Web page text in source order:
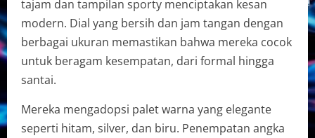
tajam dan tampilan sporty menciptakan kesan
modern. Dial yang bersih dan jam tangan dengan
berbagai ukuran memastikan bahwa mereka cocok
untuk beragam kesempatan, dari formal hingga
santai.
Mereka mengadopsi palet warna yang elegante
seperti hitam, silver, dan biru. Penempatan angka